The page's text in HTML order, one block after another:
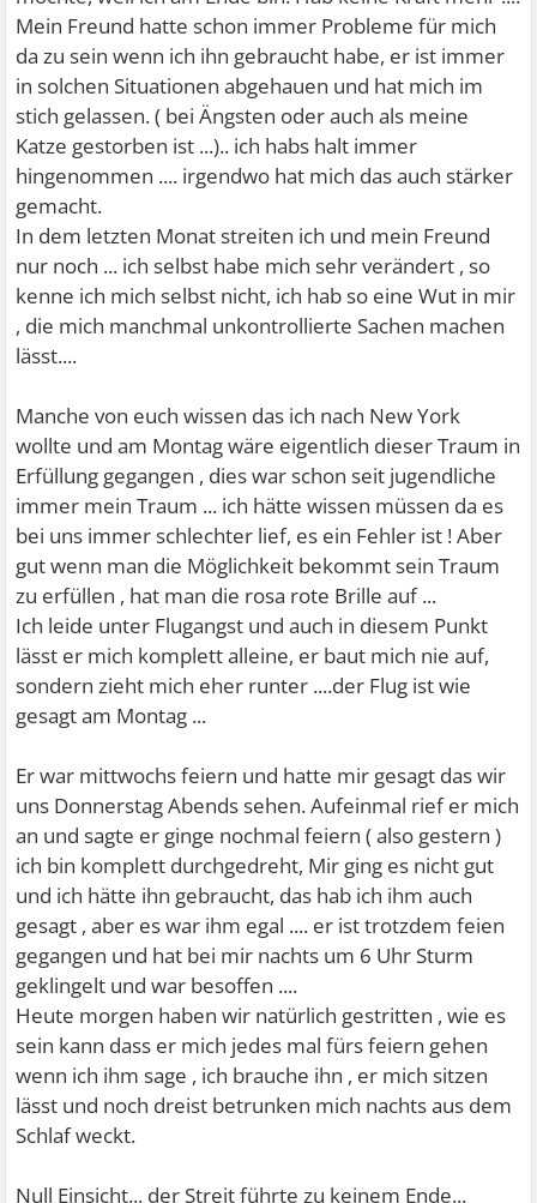
Mein Freund hatte schon immer Probleme für mich
da zu sein wenn ich ihn gebraucht habe, er ist immer
in solchen Situationen abgehauen und hat mich im
stich gelassen. ( bei Ängsten oder auch als meine
Katze gestorben ist ...).. ich habs halt immer
hingenommen .... irgendwo hat mich das auch stärker
gemacht.
In dem letzten Monat streiten ich und mein Freund
nur noch ... ich selbst habe mich sehr verändert , so
kenne ich mich selbst nicht, ich hab so eine Wut in mir
, die mich manchmal unkontrollierte Sachen machen
lässt....
Manche von euch wissen das ich nach New York
wollte und am Montag wäre eigentlich dieser Traum in
Erfüllung gegangen , dies war schon seit jugendliche
immer mein Traum ... ich hätte wissen müssen da es
bei uns immer schlechter lief, es ein Fehler ist ! Aber
gut wenn man die Möglichkeit bekommt sein Traum
zu erfüllen , hat man die rosa rote Brille auf ...
Ich leide unter Flugangst und auch in diesem Punkt
lässt er mich komplett alleine, er baut mich nie auf,
sondern zieht mich eher runter ....der Flug ist wie
gesagt am Montag ...
Er war mittwochs feiern und hatte mir gesagt das wir
uns Donnerstag Abends sehen. Aufeinmal rief er mich
an und sagte er ginge nochmal feiern ( also gestern )
ich bin komplett durchgedreht, Mir ging es nicht gut
und ich hätte ihn gebraucht, das hab ich ihm auch
gesagt , aber es war ihm egal .... er ist trotzdem feien
gegangen und hat bei mir nachts um 6 Uhr Sturm
geklingelt und war besoffen ....
Heute morgen haben wir natürlich gestritten , wie es
sein kann dass er mich jedes mal fürs feiern gehen
wenn ich ihm sage , ich brauche ihn , er mich sitzen
lässt und noch dreist betrunken mich nachts aus dem
Schlaf weckt.
Null Einsicht... der Streit führte zu keinem Ende...